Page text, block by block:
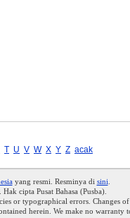
T U V W X Y Z acak
yang resmi. Resminya di sini
cipta Pusat Bahasa (Pusba).
or typographical errors. Changes of
herein. We make no warranty